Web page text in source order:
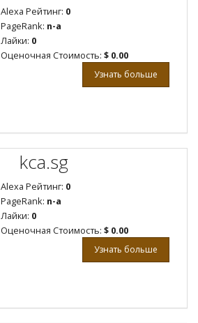
Alexa Рейтинг: 0
PageRank: n-a
Лайки: 0
Оценочная Стоимость: $ 0.00
Узнать больше
kca.sg
Alexa Рейтинг: 0
PageRank: n-a
Лайки: 0
Оценочная Стоимость: $ 0.00
Узнать больше